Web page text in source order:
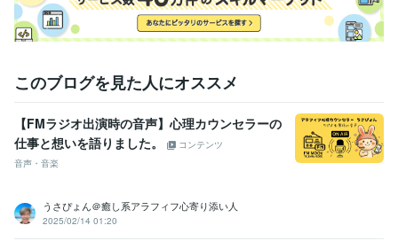
営業 / 個人営業 経験年数 : 25年
カスタマーサポート・カスタマーサクセス / カスタマーサポート・ヘ
ルプデスク
経験年数 : 18年
職歴
印刷・ウェブマーケティング会社 1993年3月 ~ 現在
株式会社リクルート 1991年3月 ~ 1993年2月
達成おすすめユーザー第１位（アドバイザー/カウンセラー
このブログを見た人にオススメ
【FMラジオ出演時の音声】心理カウンセラーの
仕事と想いを語りました。
コンテンツ
音声・音楽
うさぴょん＠癒し系アラフィフ心寄り添い人
2025/02/14 01:20